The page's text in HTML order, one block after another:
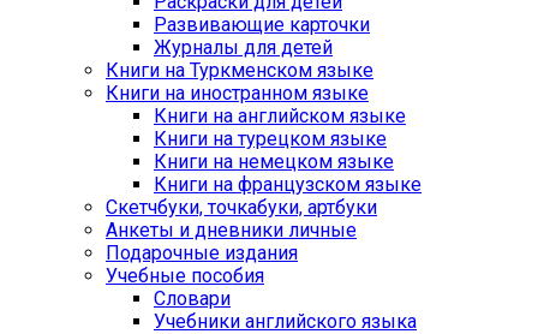
Развивающие карточки
Журналы для детей
Книги на Туркменском языке
Книги на иностранном языке
Книги на английском языке
Книги на турецком языке
Книги на немецком языке
Книги на французском языке
Cкетчбуки, точкабуки, артбуки
Анкеты и дневники личные
Подарочные издания
Учебные пособия
Словари
Учебники английского языка